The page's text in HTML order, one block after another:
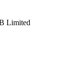
Limited